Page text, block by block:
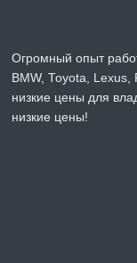
Огромный опыт
BMW, Toyota, Lexus,
низкие цены для
низкие цены!